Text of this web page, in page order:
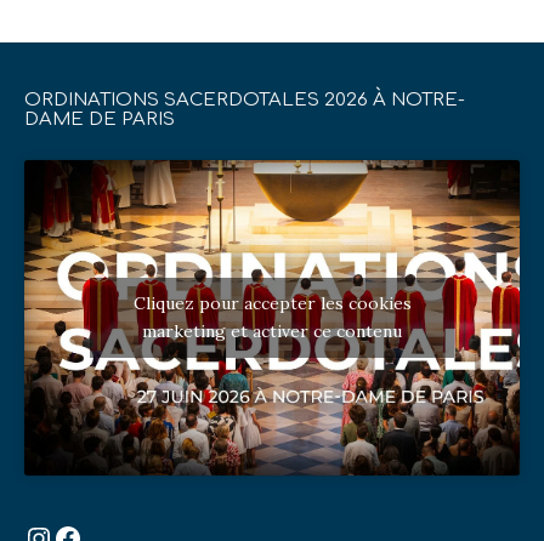
ORDINATIONS SACERDOTALES 2026 À NOTRE-
DAME DE PARIS
Cliquez pour accepter les cookies
marketing et activer ce contenu